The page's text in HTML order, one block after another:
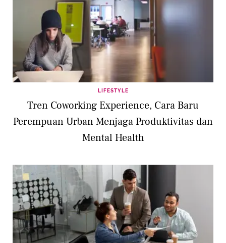
LIFESTYLE
Tren Coworking Experience, Cara Baru
Perempuan Urban Menjaga Produktivitas dan
Mental Health